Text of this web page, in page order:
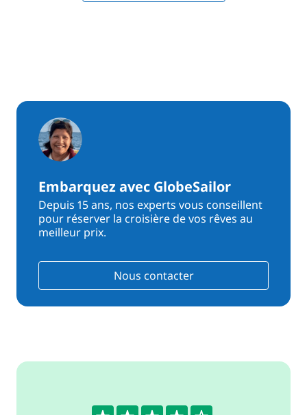
Embarquez avec GlobeSailor
Depuis 15 ans, nos experts vous conseillent
pour réserver la croisière de vos rêves au
meilleur prix.
Nous contacter
4